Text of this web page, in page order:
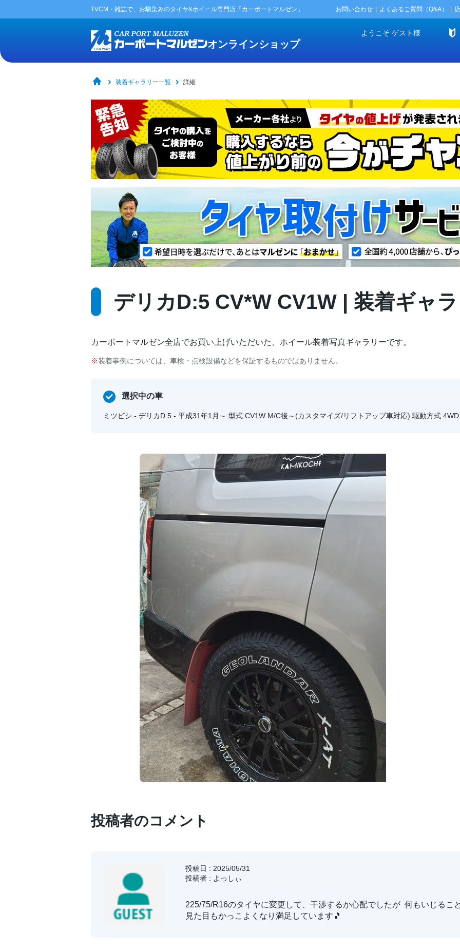
TVCM・雑誌で、お馴染みのタイヤ&ホイール専門店「カーポートマルゼン」 お問い合わせ よくあるご質問（Q&A）
オンラインショップ
ようこそ ゲスト様
装着ギャラリー一覧 詳細
デリカD:5 CV*W CV1W | 装着ギャ
カーポートマルゼン全店でお買い上げいただいた、ホイール装着写真ギャラリーです。
装着事例については、車検・点検設備などを保証するものではありません。
選択中の車
ミツビシ - デリカD:5 - 平成31年1月～ 型式:CV1W M/C後～(カスタマイズ/リフトアップ車対応) 駆動方式:4WD
投稿者のコメント
投稿日 : 2025/05/31
投稿者 : よっしぃ
225/75/R16のタイヤに変更して、干渉するか心配でしたが 何もいじるこ
見た目もかっこよくなり満足しています🎵